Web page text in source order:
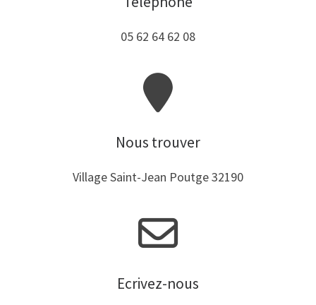
05 62 64 62 08
Nous trouver
Village Saint-Jean Poutge 32190
Ecrivez-nous